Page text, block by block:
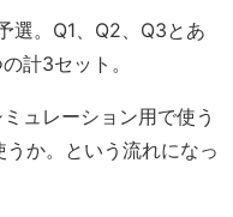
選。Q1、Q2、Q3とあ
計3セット。
ュレーション用で使う
か。という流れになっ